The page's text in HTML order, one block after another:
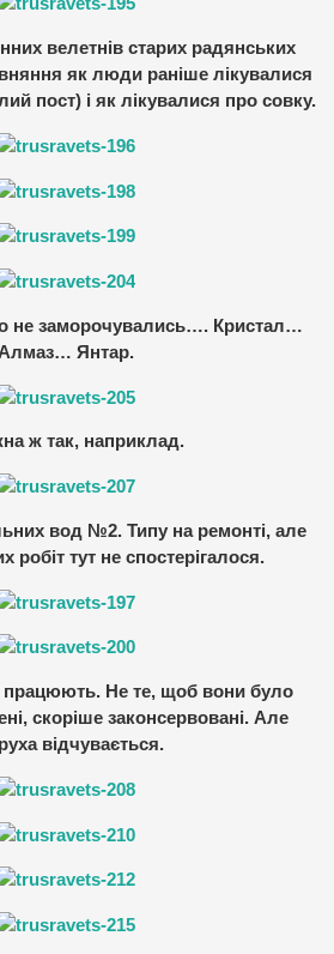
велетнів старих радянських
як люди раніше лікувалися
пост) і як лікувалися про совку.
не заморочувались…. Кристал…
Алмаз… Янтар.
ж так, наприклад.
вод №2. Типу на ремонті, але
робіт тут не спостерігалося.
працюють. Не те, щоб вони було
скоріше законсервовані. Але
відчувається.